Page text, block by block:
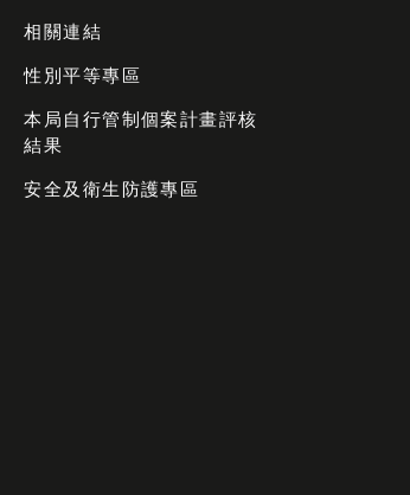
相關連結
性別平等專區
本局自行管制個案計畫評核
結果
安全及衛生防護專區